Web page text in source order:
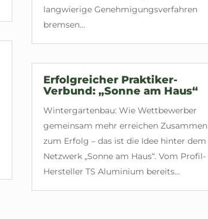
langwierige Genehmigungsverfahren
bremsen...
Erfolgreicher Praktiker-
Verbund: „Sonne am Haus“
Wintergartenbau: Wie Wettbewerber
gemeinsam mehr erreichen Zusammen
zum Erfolg – das ist die Idee hinter dem
Netzwerk „Sonne am Haus“. Vom Profil-
Hersteller TS Aluminium bereits...